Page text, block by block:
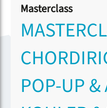
Masterclass
POP-UP &